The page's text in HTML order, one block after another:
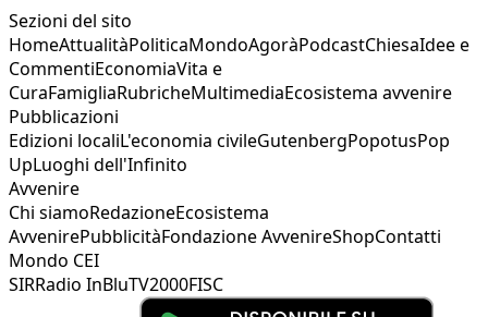
Sezioni del sito
HomeAttualitàPoliticaMondoAgoràPodcastChiesaIdee e
CommentiEconomiaVita e
CuraFamigliaRubricheMultimediaEcosistema avvenire
Pubblicazioni
Edizioni localiL'economia civileGutenbergPopotusPop
UpLuoghi dell'Infinito
Avvenire
Chi siamoRedazioneEcosistema
AvvenirePubblicitàFondazione AvvenireShopContatti
Mondo CEI
SIRRadio InBluTV2000FISC